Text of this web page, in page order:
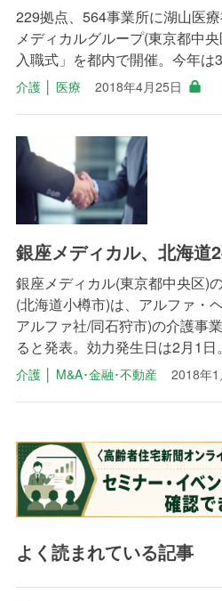
229拠点、564事業所に湖山医
メディカルグループ(東京都中
入職式」を都内で開催。今年は
介護│ 医療 2018年4月25日
銀座メディカル、北海道
銀座メディカル(東京都中央区)
(北海道小樽市)は、アルファ・
アルファ社/同石狩市)の介護事
ると発表。効力発生日は2月1日
介護│ M&A･金融･不動産 2018年1
よく読まれている記事